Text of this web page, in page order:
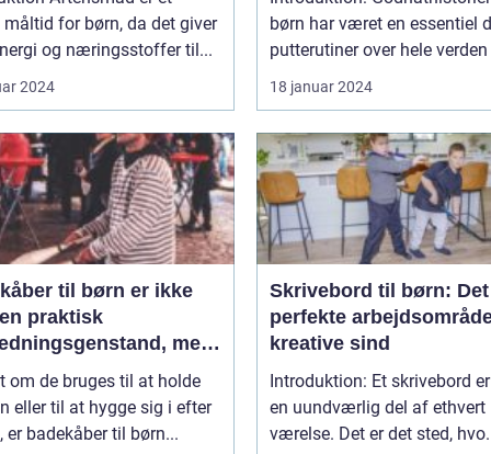
for børn, da det giver
og næringsstoffer til...
2024
børn har været en essentiel
putterutiner over hele verden
18 januar 2024
til børn er ikke
praktisk
men
del af deres daglige
efter badet
om de bruges til at holde
eller til at hygge sig i efter
er badekåber til børn...
Skrivebord til børn: Det
perfekte
kreative sind
Introduktion: Et skrivebord
en uundværlig del af ethvert
værelse. Det er det sted,